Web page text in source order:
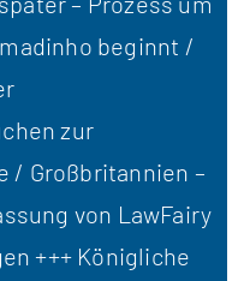
beginnt /
zur
Großbritannien –
von LawFairy
+++ Königliche